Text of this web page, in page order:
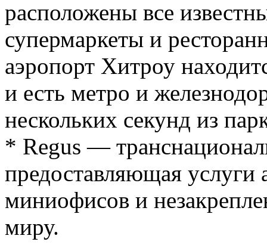
расположены все
супермаркеты и
аэропорт Хитроу
и есть метро и
нескольких секунд из
* Regus —
предоставляющая
миниофисов и
миру.